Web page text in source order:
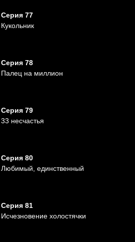
Серия 77
Кукольник
Серия 78
Палец на миллион
Серия 79
33 несчастья
Серия 80
Любимый, единственный
Серия 81
Исчезновение холостячки